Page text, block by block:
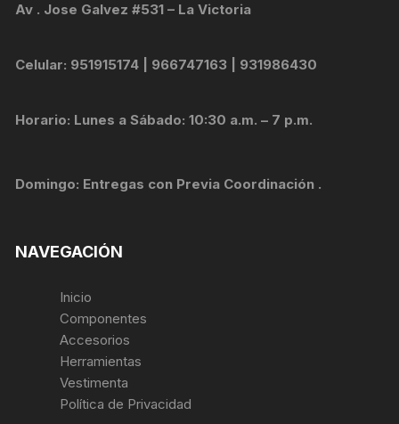
Av . Jose Galvez #531 – La Victoria
Celular: 951915174 | 966747163 | 931986430
Horario: Lunes a Sábado: 10:30 a.m. – 7 p.m.
Domingo: Entregas con Previa Coordinación .
NAVEGACIÓN
Inicio
Componentes
Accesorios
Herramientas
Vestimenta
Política de Privacidad